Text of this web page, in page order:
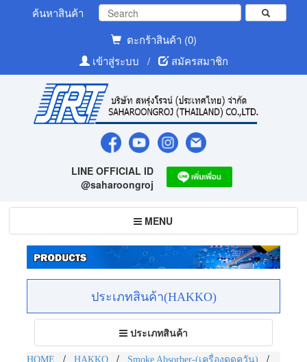
ค้นหาสินค้า
ตะกร้าสินค้า (0)
เข้าสู่ระบบ
/ สมัครสมาชิก
LINE OFFICIAL ID
@saharoongroj
Toggle
navigation
MENU
ประเภทสินค้า(HAKKO)
Toggle
navigation
ประเภทสินค้า
HOME / HAKKO / Smoke Absorber-(เครื่องดูดควัน)
/